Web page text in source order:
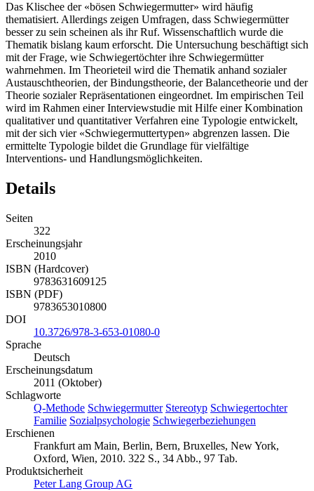
Das Klischee der «bösen Schwiegermutter» wird häufig
thematisiert. Allerdings zeigen Umfragen, dass Schwiegermütter
besser zu sein scheinen als ihr Ruf. Wissenschaftlich wurde die
Thematik bislang kaum erforscht. Die Untersuchung beschäftigt sich
mit der Frage, wie Schwiegertöchter ihre Schwiegermütter
wahrnehmen. Im Theorieteil wird die Thematik anhand sozialer
Austauschtheorien, der Bindungstheorie, der Balancetheorie und der
Theorie sozialer Repräsentationen eingeordnet. Im empirischen Teil
wird im Rahmen einer Interviewstudie mit Hilfe einer Kombination
qualitativer und quantitativer Verfahren eine Typologie entwickelt,
mit der sich vier «Schwiegermuttertypen» abgrenzen lassen. Die
ermittelte Typologie bildet die Grundlage für vielfältige
Interventions- und Handlungsmöglichkeiten.
Details
Seiten
322
Erscheinungsjahr
2010
ISBN (Hardcover)
9783631609125
ISBN (PDF)
9783653010800
DOI
10.3726/978-3-653-01080-0
Sprache
Deutsch
Erscheinungsdatum
2011 (Oktober)
Schlagworte
Q-Methode Schwiegermutter Stereotyp Schwiegertochter
Familie Sozialpsychologie Schwiegerbeziehungen
Erschienen
Frankfurt am Main, Berlin, Bern, Bruxelles, New York,
Oxford, Wien, 2010. 322 S., 34 Abb., 97 Tab.
Produktsicherheit
Peter Lang Group AG